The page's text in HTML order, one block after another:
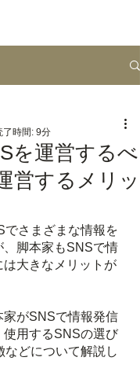
を運営するべ
営するメリッ
了時間: 9分
でさまざまな情報を
脚本家もSNSで情
大きなメリットが
がSNSで情報発信
用するSNSの選び
どについて解説し